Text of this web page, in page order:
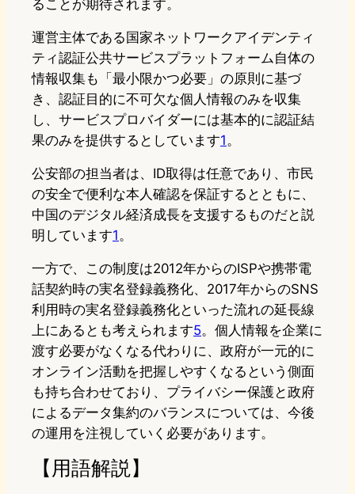
ることが期待されます。
運営主体である国家ネットワークアイデンティ
ティ認証公共サービスプラットフォーム自体の
情報収集も「最小限かつ必要」の原則に基づ
き、認証目的に不可欠な個人情報のみを収集
し、サービスプロバイダーには基本的に認証結
果のみを提供するとしています1。
公安部の担当者は、ID取得は任意であり、市民
の安全で便利な本人確認を保証するとともに、
中国のデジタル経済成長を支援するものだと説
明しています1。
一方で、この制度は2012年からのISPや携帯電
話契約時の実名登録義務化、2017年からのSNS
利用時の実名登録義務化といった流れの延長線
上にあるとも考えられます5。個人情報を企業に
渡す必要がなくなる代わりに、政府が一元的に
オンライン活動を把握しやすくなるという側面
も持ち合わせており、プライバシー保護と政府
によるデータ集約のバランスについては、今後
の運用を注視していく必要があります。
【用語解説】